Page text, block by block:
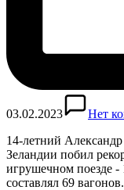
03.02.2023
Нет
14-летний
Зеландии побил
игрушечном поезде
составлял 69 вагонов.